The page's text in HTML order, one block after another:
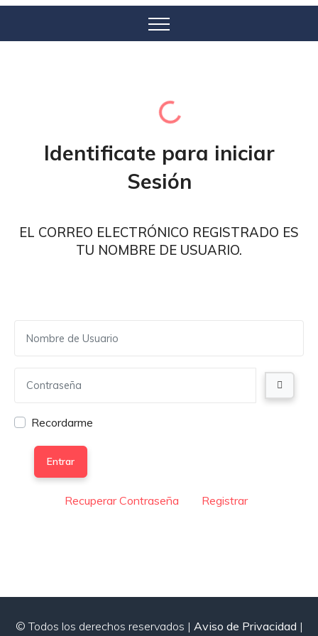
Identificate para iniciar
Sesión
EL CORREO ELECTRÓNICO REGISTRADO ES
TU NOMBRE DE USUARIO.
Recordarme
Entrar
Recuperar Contraseña Registrar
© Todos los derechos reservados | Aviso de Privacidad |
Cargando...